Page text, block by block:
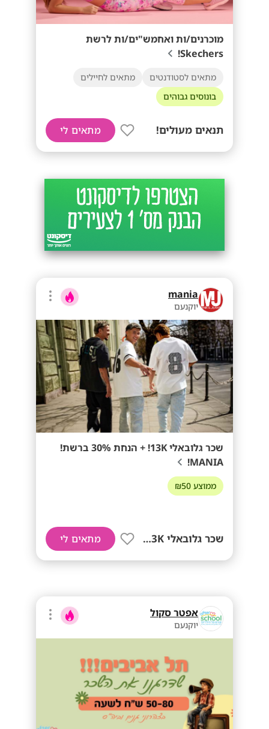
מוכרנים/ות ואחמש"ים/ות לרשת
Skechers!
מתאים לסטודנטים
מתאים לחיילים
בונוסים גבוהים
תנאים מעולים! מתאים לי
mania
יוקנעם
שכר גלובאלי 13K! + הנחת 30% ברשת!
MANIA!
ממוצע ₪50
שכר גלובאלי 13K! + בונוסים!! מתאים לי
אפטר סקול
יוקנעם